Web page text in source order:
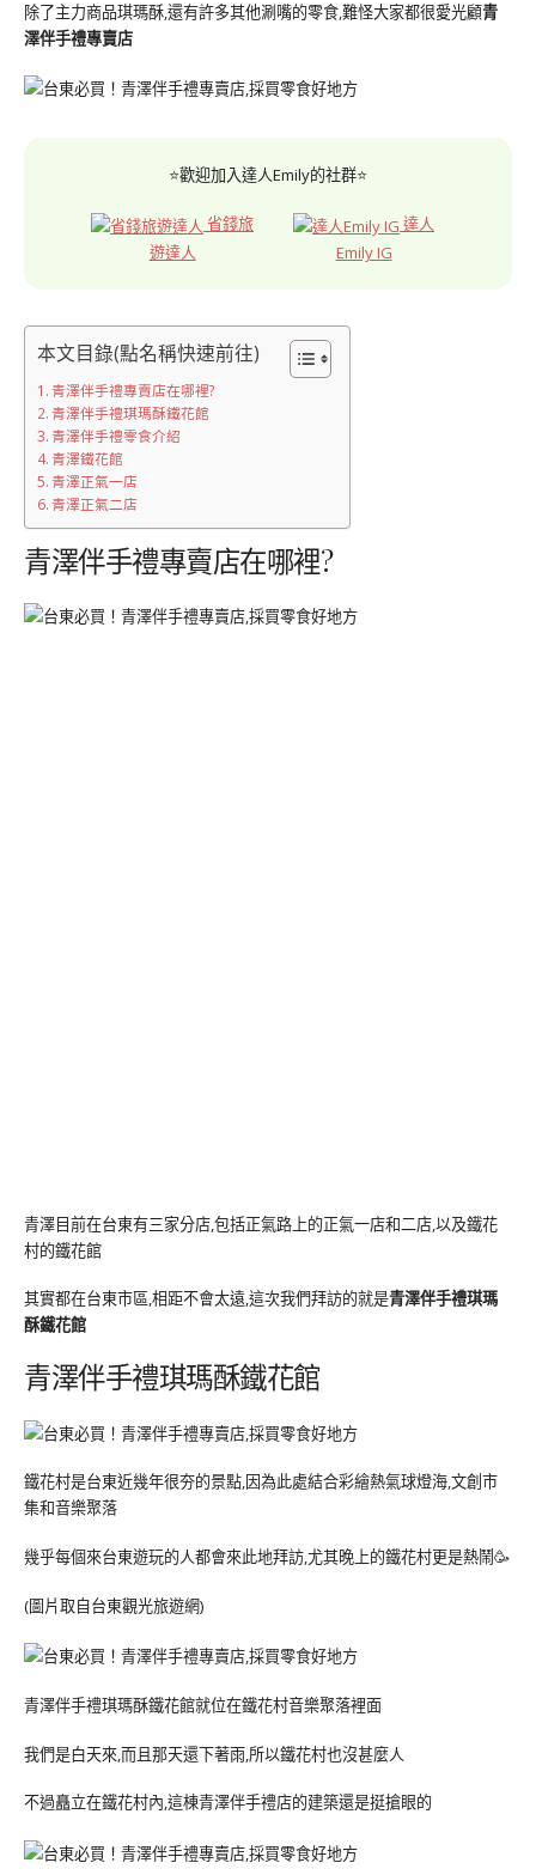
除了主力商品琪瑪酥,還有許多其他涮嘴的零食,難怪大家都很愛光顧青
澤伴手禮專賣店
⭐歡迎加入達人Emily的社群⭐
省錢旅
遊達人
達人
Emily IG
本文目錄(點名稱快速前往)
青澤伴手禮專賣店在哪裡?
青澤伴手禮琪瑪酥鐵花館
青澤伴手禮零食介紹
青澤鐵花館
青澤正氣一店
青澤正氣二店
青澤伴手禮專賣店在哪裡?
青澤目前在台東有三家分店,包括正氣路上的正氣一店和二店,以及鐵花
村的鐵花館
其實都在台東市區,相距不會太遠,這次我們拜訪的就是青澤伴手禮琪瑪
酥鐵花館
青澤伴手禮琪瑪酥鐵花館
鐵花村是台東近幾年很夯的景點,因為此處結合彩繪熱氣球燈海,文創市
集和音樂聚落
幾乎每個來台東遊玩的人都會來此地拜訪,尤其晚上的鐵花村更是熱鬧🥳
(圖片取自台東觀光旅遊網)
青澤伴手禮琪瑪酥鐵花館就位在鐵花村音樂聚落裡面
我們是白天來,而且那天還下著雨,所以鐵花村也沒甚麼人
不過矗立在鐵花村內,這棟青澤伴手禮店的建築還是挺搶眼的